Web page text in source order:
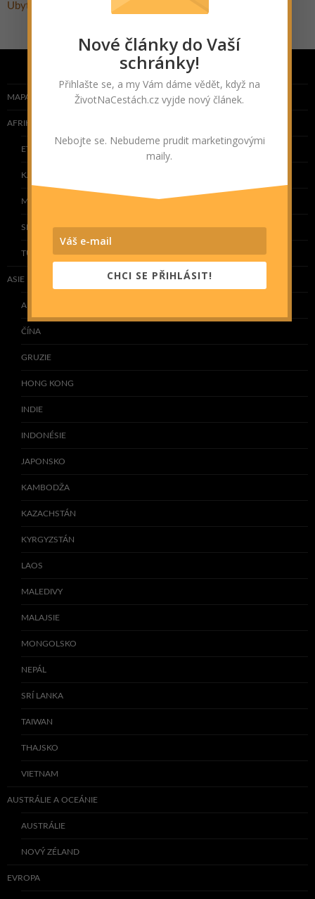
Ubytování UNESCO
MAPA NAVŠTÍVENÝCH ZEMÍ
AFRIKA
ETIOPIE
KAPVERDY
MAROKO
SENEGAL
TUNISKO
ASIE
ARMÉNIE
ČÍNA
GRUZIE
HONG KONG
INDIE
INDONÉSIE
JAPONSKO
KAMBODŽA
KAZACHSTÁN
KYRGYZSTÁN
LAOS
MALEDIVY
MALAJSIE
MONGOLSKO
NEPÁL
SRÍ LANKA
TAIWAN
THAJSKO
VIETNAM
AUSTRÁLIE A OCEÁNIE
AUSTRÁLIE
NOVÝ ZÉLAND
EVROPA
Nové články do Vaší
schránky!
Přihlašte se, a my Vám dáme vědět, když na
ŽivotNaCestách.cz vyjde nový článek.
Nebojte se. Nebudeme prudit marketingovými
maily.
CHCI SE PŘIHLÁSIT!